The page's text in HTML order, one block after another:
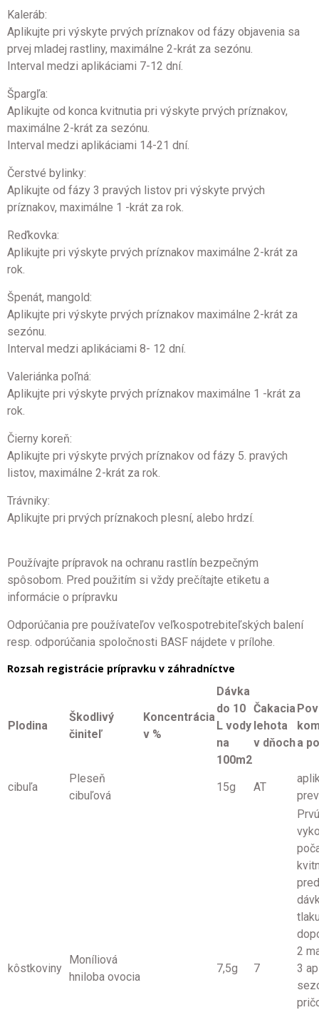
Kaleráb:
Aplikujte pri výskyte prvých príznakov od fázy objavenia sa
prvej mladej rastliny, maximálne 2-krát za sezónu.
Interval medzi aplikáciami 7-12 dní.
Špargľa:
Aplikujte od konca kvitnutia pri výskyte prvých príznakov,
maximálne 2-krát za sezónu.
Interval medzi aplikáciami 14-21 dní.
Čerstvé bylinky:
Aplikujte od fázy 3 pravých listov pri výskyte prvých
príznakov, maximálne 1 -krát za rok.
Reďkovka:
Aplikujte pri výskyte prvých príznakov maximálne 2-krát za
rok.
Špenát, mangold:
Aplikujte pri výskyte prvých príznakov maximálne 2-krát za
sezónu.
Interval medzi aplikáciami 8- 12 dní.
Valeriánka poľná:
Aplikujte pri výskyte prvých príznakov maximálne 1 -krát za
rok.
Čierny koreň:
Aplikujte pri výskyte prvých príznakov od fázy 5. pravých
listov, maximálne 2-krát za rok.
Trávniky:
Aplikujte pri prvých príznakoch plesní, alebo hrdzí.
Používajte prípravok na ochranu rastlín bezpečným
spôsobom. Pred použitím si vždy prečítajte etiketu a
informácie o prípravku
Odporúčania pre používateľov veľkospotrebiteľských balení
resp. odporúčania spoločnosti BASF nájdete v prílohe.
Rozsah registrácie prípravku v záhradníctve
Plodina
Škodlivý
činiteľ
Koncentrácia
v %
Dávka
do 10
L vody
na
100m2
Čakacia
lehota
v dňocha
cibuľa
Pleseň
cibuľová
15g AT
kôstkoviny
Moníliová
hniloba ovocia
7,5g 7
2
3